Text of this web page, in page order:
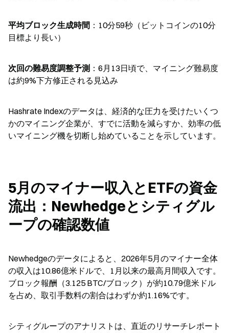
平均ブロック生成時間 ：10分59秒（ビットコインの10分
目標より長い）
次回の難易度調整予測 ：6月13日頃で、マイニング難易度
は約9%下方修正される見込み
Hashrate Indexのデータは、経済的な圧力を受けたいくつ
かのマイニング企業が、すでに活動を減らすか、効率の低
いマイニング機を切断し始めていることを示しています。
5月のマイナー収入とETFの資金
流出：Newhedgeとシティグル
ープの確認数値
Newhedgeのデータによると、2026年5月のマイナー全体
の収入は10.86億米ドルで、1月以来の最高月間収入です。
ブロック報酬（3.125 BTC/ブロック）が約10.79億米ドル
を占め、取引手数料の割合はわずか約1.16%です。
シティグループのアナリストは、直近のリサーチレポート